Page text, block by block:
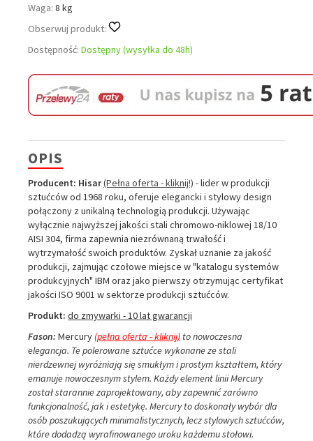
Waga: 8 kg
Obserwuj produkt:
Dostępność: Dostępny (wysyłka do 48h)
OPIS
Producent: Hisar(Pełna oferta - kliknij!) - lider w produkcji
sztućców od 1968 roku, oferuje elegancki i stylowy design
połączony z unikalną technologią produkcji. Używając
wyłącznie najwyższej jakości stali chromowo-niklowej 18/10
AISI 304, firma zapewnia niezrównaną trwałość i
wytrzymałość swoich produktów. Zyskał uznanie za jakość
produkcji, zajmując czołowe miejsce w "katalogu systemów
produkcyjnych" IBM oraz jako pierwszy otrzymując certyfikat
jakości ISO 9001 w sektorze produkcji sztućców.
Produkt: do zmywarki - 10 lat gwarancji
Fason: Mercury (pełna oferta - kliknij) to nowoczesna
elegancja. Te polerowane sztućce wykonane ze stali
nierdzewnej wyróżniają się smukłym i prostym kształtem, który
emanuje nowoczesnym stylem. Każdy element linii Mercury
został starannie zaprojektowany, aby zapewnić zarówno
funkcjonalność, jak i estetykę. Mercury to doskonały wybór dla
osób poszukujących minimalistycznych, lecz stylowych sztućców,
które dodadzą wyrafinowanego uroku każdemu stołowi.